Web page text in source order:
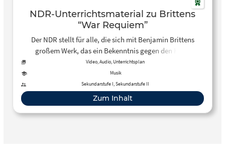
NDR-Unterrichtsmaterial zu Brittens
“War Requiem”
Der NDR stellt für alle, die sich mit Benjamin Brittens
großem Werk, das ein Bekenntnis gegen den Krieg
darstellt, beschäftigen möchten, das vorliegende
Unterrichtsmaterial kostenlos zur Verfügung.
Video, Audio, Unterrichtsplan
Musik
Sekundarstufe I, Sekundarstufe II
Zum Inhalt